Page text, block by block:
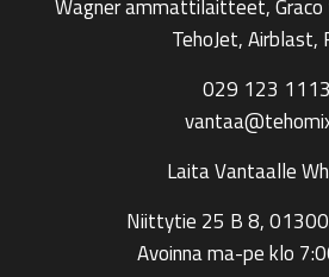
Wagner ammattilaitteet,
TehoJet, Airblast,
029 123 1113
Laita Vantaalle
Niittytie 25 B 8,
Avoinna ma-pe klo